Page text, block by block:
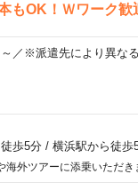
もOK！Ｗワーク歓
～／※派遣先により異な
歩5分/ 横浜駅から徒歩
外ツアーに添乗いただき